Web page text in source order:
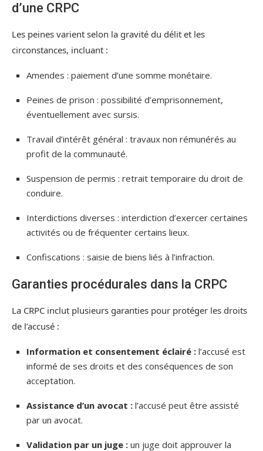
d’une CRPC
Les peines varient selon la gravité du délit et les
circonstances, incluant :
Amendes : paiement d’une somme monétaire.
Peines de prison : possibilité d’emprisonnement,
éventuellement avec sursis.
Travail d’intérêt général : travaux non rémunérés au
profit de la communauté.
Suspension de permis : retrait temporaire du droit de
conduire.
Interdictions diverses : interdiction d’exercer certaines
activités ou de fréquenter certains lieux.
Confiscations : saisie de biens liés à l’infraction.
Garanties procédurales dans la CRPC
La CRPC inclut plusieurs garanties pour protéger les droits
de l’accusé :
Information et consentement éclairé : l’accusé est
informé de ses droits et des conséquences de son
acceptation.
Assistance d’un avocat : l’accusé peut être assisté
par un avocat.
Validation par un juge : un juge doit approuver la